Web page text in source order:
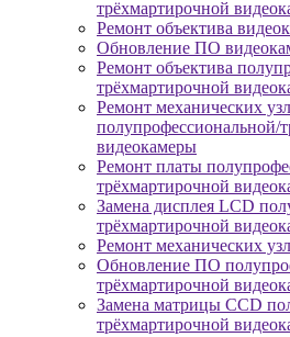
трёхмартирочной
Ремонт объектива
Обновление ПО
Ремонт объектива
трёхмартирочной
Ремонт механических
полупрофессиональной/
видеокамеры
Ремонт платы
трёхмартирочной
Замена дисплея LCD
трёхмартирочной
Ремонт механических
Обновление ПО
трёхмартирочной
Замена матрицы CCD
трёхмартирочной